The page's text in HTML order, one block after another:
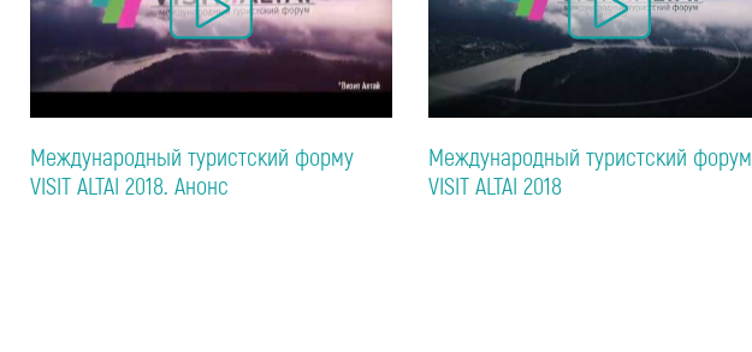
Международный туристский форму
VISIT ALTAI 2018. Анонс
Международный туристский форум
VISIT ALTAI 2018